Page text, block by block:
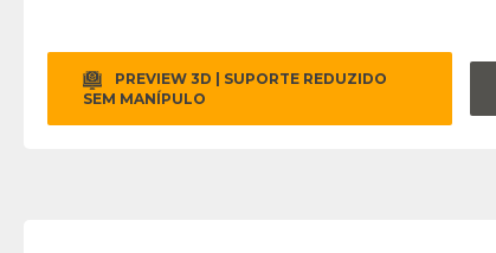
PREVIEW 3D | SUPORTE REDUZIDO
SEM MANÍPULO